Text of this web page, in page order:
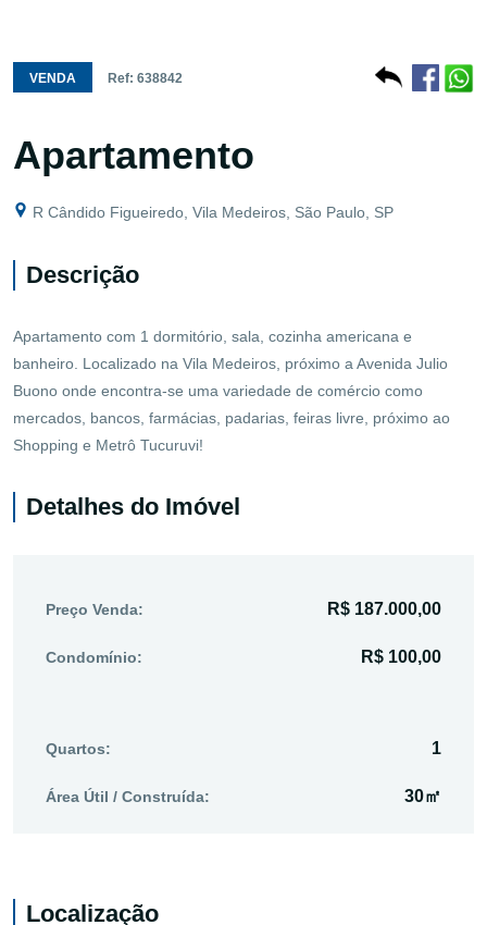
VENDA Ref: 638842
Apartamento
R Cândido Figueiredo, Vila Medeiros, São Paulo, SP
Descrição
Apartamento com 1 dormitório, sala, cozinha americana e
banheiro. Localizado na Vila Medeiros, próximo a Avenida Julio
Buono onde encontra-se uma variedade de comércio como
mercados, bancos, farmácias, padarias, feiras livre, próximo ao
Shopping e Metrô Tucuruvi!
Detalhes do Imóvel
Preço Venda: R$ 187.000,00
Condomínio: R$ 100,00
Quartos: 1
Área Útil / Construída: 30㎡
Localização